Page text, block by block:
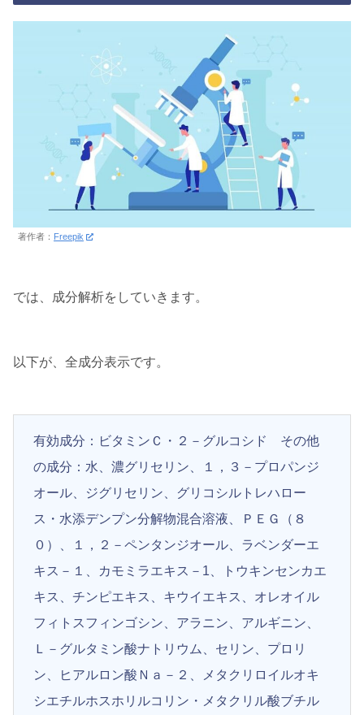
著作者： Freepik
では、成分解析をしていきます。
以下が、全成分表示です。
有効成分：ビタミンＣ・２－グルコシド その他
の成分：水、濃グリセリン、１，３－プロパンジ
オール、ジグリセリン、グリコシルトレハロー
ス・水添デンプン分解物混合溶液、ＰＥＧ（８
０）、１，２－ペンタンジオール、ラベンダーエ
キス－１、カモミラエキス－1、トウキンセンカエ
キス、チンピエキス、キウイエキス、オレオイル
フィトスフィンゴシン、アラニン、アルギニン、
Ｌ－グルタミン酸ナトリウム、セリン、プロリ
ン、ヒアルロン酸Ｎａ－２、メタクリロイルオキ
シエチルホスホリルコリン・メタクリル酸ブチル